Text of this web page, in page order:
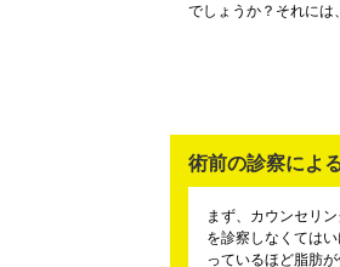
でしょうか？それには
術前の診察によ
まず、カウンセリ
を診察しなくては
っているほど脂肪